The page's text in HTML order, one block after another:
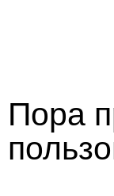
Пора